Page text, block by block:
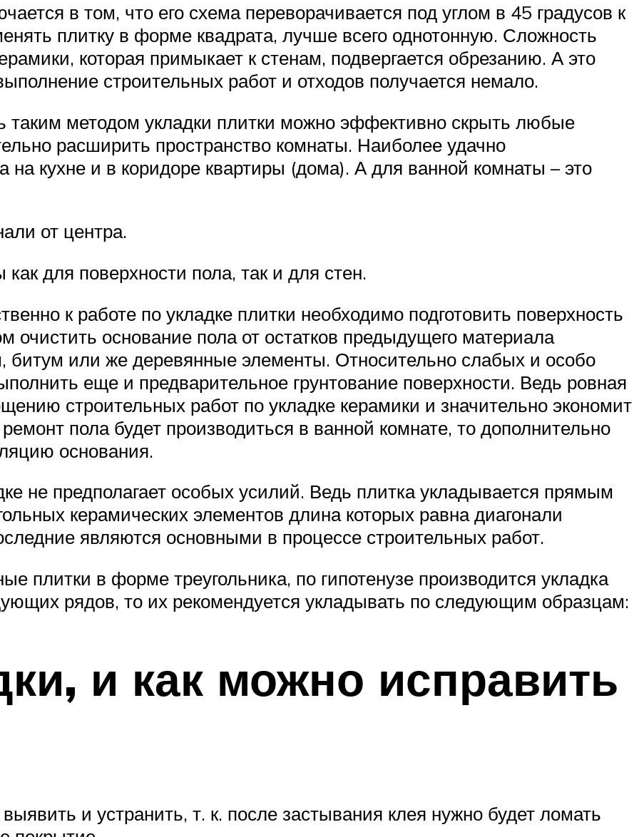
в том, что его схема переворачивается под углом в 45 градусов к
плитку в форме квадрата, лучше всего однотонную. Сложность
которая примыкает к стенам, подвергается обрезанию. А это
строительных работ и отходов получается немало.
таким методом укладки плитки можно эффективно скрыть любые
расширить пространство комнаты. Наиболее удачно
на кухне и в коридоре квартиры (дома). А для ванной комнаты – это
от центра.
для поверхности пола, так и для стен.
к работе по укладке плитки необходимо подготовить поверхность
очистить основание пола от остатков предыдущего материала
или же деревянные элементы. Относительно слабых и особо
еще и предварительное грунтование поверхности. Ведь ровная
строительных работ по укладке керамики и значительно экономит
пола будет производиться в ванной комнате, то дополнительно
основания.
не предполагает особых усилий. Ведь плитка укладывается прямым
керамических элементов длина которых равна диагонали
являются основными в процессе строительных работ.
плитки в форме треугольника, по гипотенузе производится укладка
рядов, то их рекомендуется укладывать по следующим образцам:
и как можно исправить
и устранить, т. к. после застывания клея нужно будет ломать